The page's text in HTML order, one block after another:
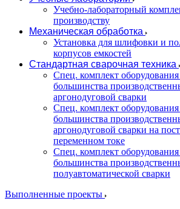
Учебно-лабораторный
производству
Механическая обработка
Установка для шлифовки и
корпусов емкостей
Стандартная сварочная техника
Спец. комплект
большинства
аргонодуговой сварки
Спец. комплект
большинства
аргонодуговой сварки на
переменном токе
Спец. комплект
большинства
полуавтоматической сварки
Выполненные проекты